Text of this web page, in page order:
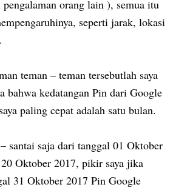
orang lain ), semua itu
seperti jarak, lokasi
teman – teman tersebutlah saya
bahwa kedatangan Pin dari Google
paling cepat adalah satu bulan.
santai saja dari tanggal 01 Oktober
Oktober 2017, pikir saya jika
31 Oktober 2017 Pin Google